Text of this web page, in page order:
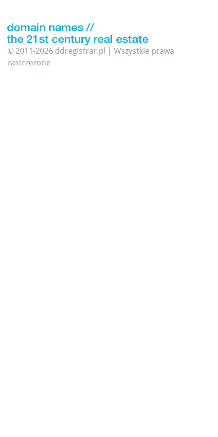
© 2011-2026 ddregistrar.pl | Wszystkie prawa
zastrzeżone